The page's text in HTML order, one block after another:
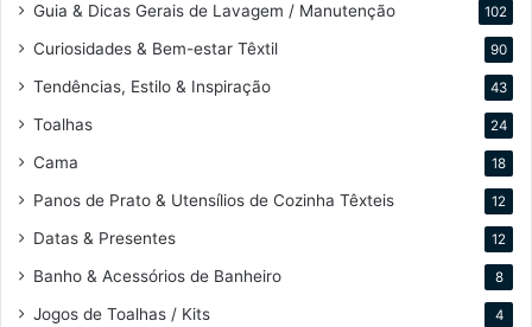
Guia & Dicas Gerais de Lavagem / Manutenção 102
Curiosidades & Bem-estar Têxtil 90
Tendências, Estilo & Inspiração 43
Toalhas 24
Cama 18
Panos de Prato & Utensílios de Cozinha Têxteis 12
Datas & Presentes 12
Banho & Acessórios de Banheiro 8
Jogos de Toalhas / Kits 4